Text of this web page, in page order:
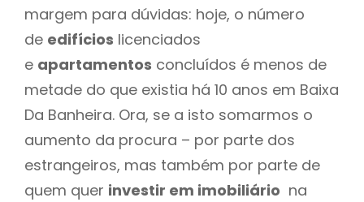
margem para dúvidas: hoje, o número
de edifícios licenciados
e apartamentos concluídos é menos de
metade do que existia há 10 anos em Baixa
Da Banheira. Ora, se a isto somarmos o
aumento da procura – por parte dos
estrangeiros, mas também por parte de
quem quer investir em imobiliário na